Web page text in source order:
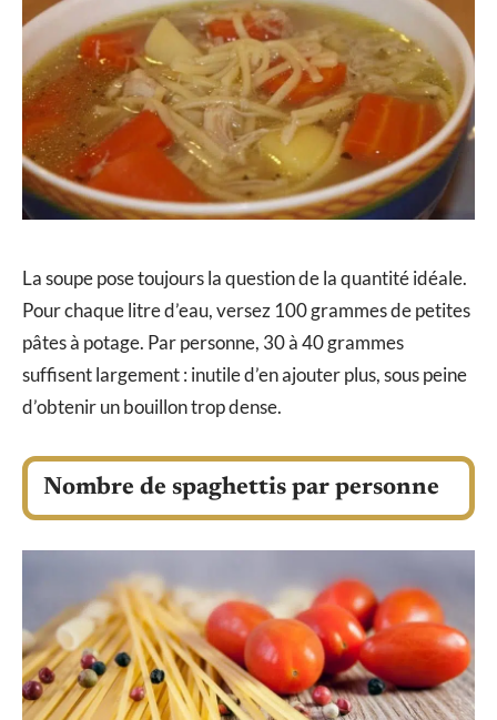
La soupe pose toujours la question de la quantité idéale.
Pour chaque litre d’eau, versez 100 grammes de petites
pâtes à potage. Par personne, 30 à 40 grammes
suffisent largement : inutile d’en ajouter plus, sous peine
d’obtenir un bouillon trop dense.
Nombre de spaghettis par personne